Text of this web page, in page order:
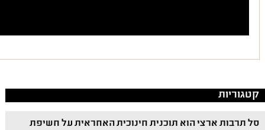
קטגוריות
סל תרבות ארצי הוא תוכנית חינוכית האחראית על חשיפת